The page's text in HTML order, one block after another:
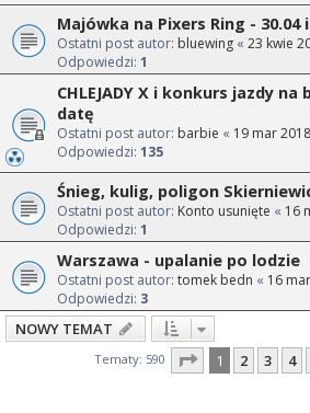
Majówka na Pixers Ring - 30.04 i
Ostatni post autor: bluewing « 23 kwie
Odpowiedzi: 1
CHLEJADY X i konkurs jazdy
datę
Ostatni post autor: barbie « 19 mar
Odpowiedzi: 135
Śnieg, kulig, poligon
Ostatni post autor: Konto usunięte « 16
Odpowiedzi: 1
Warszawa - upalanie po lodzie
Ostatni post autor: tomek bedn « 16
Odpowiedzi: 3
NOWY TEMAT
Tematy: 590 Strona z24
1 2 3 4